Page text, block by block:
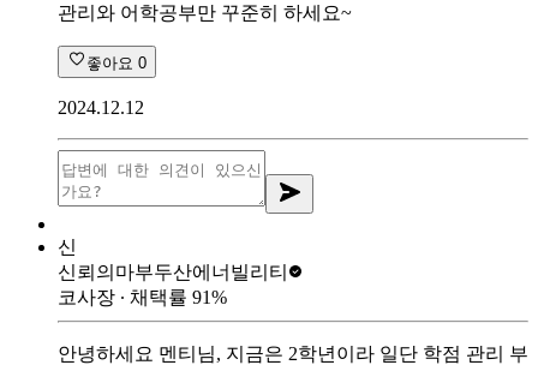
관리와 어학공부만 꾸준히 하세요~
좋아요 0
2024.12.12
신
신뢰의마부두산에너빌리티
코사장 ∙ 채택률 91%
안녕하세요 멘티님, 지금은 2학년이라 일단 학점 관리 부